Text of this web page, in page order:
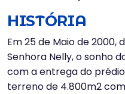
HISTÓRIA
Em 25 de Maio de 2000,
Senhora Nelly, o sonho
com a entrega do
terreno de 4.800m2